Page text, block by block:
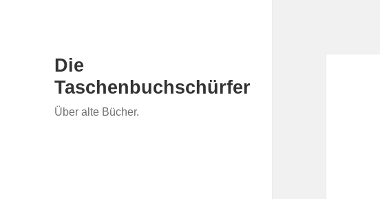
Die
Taschenbuchschürfer
Über alte Bücher.